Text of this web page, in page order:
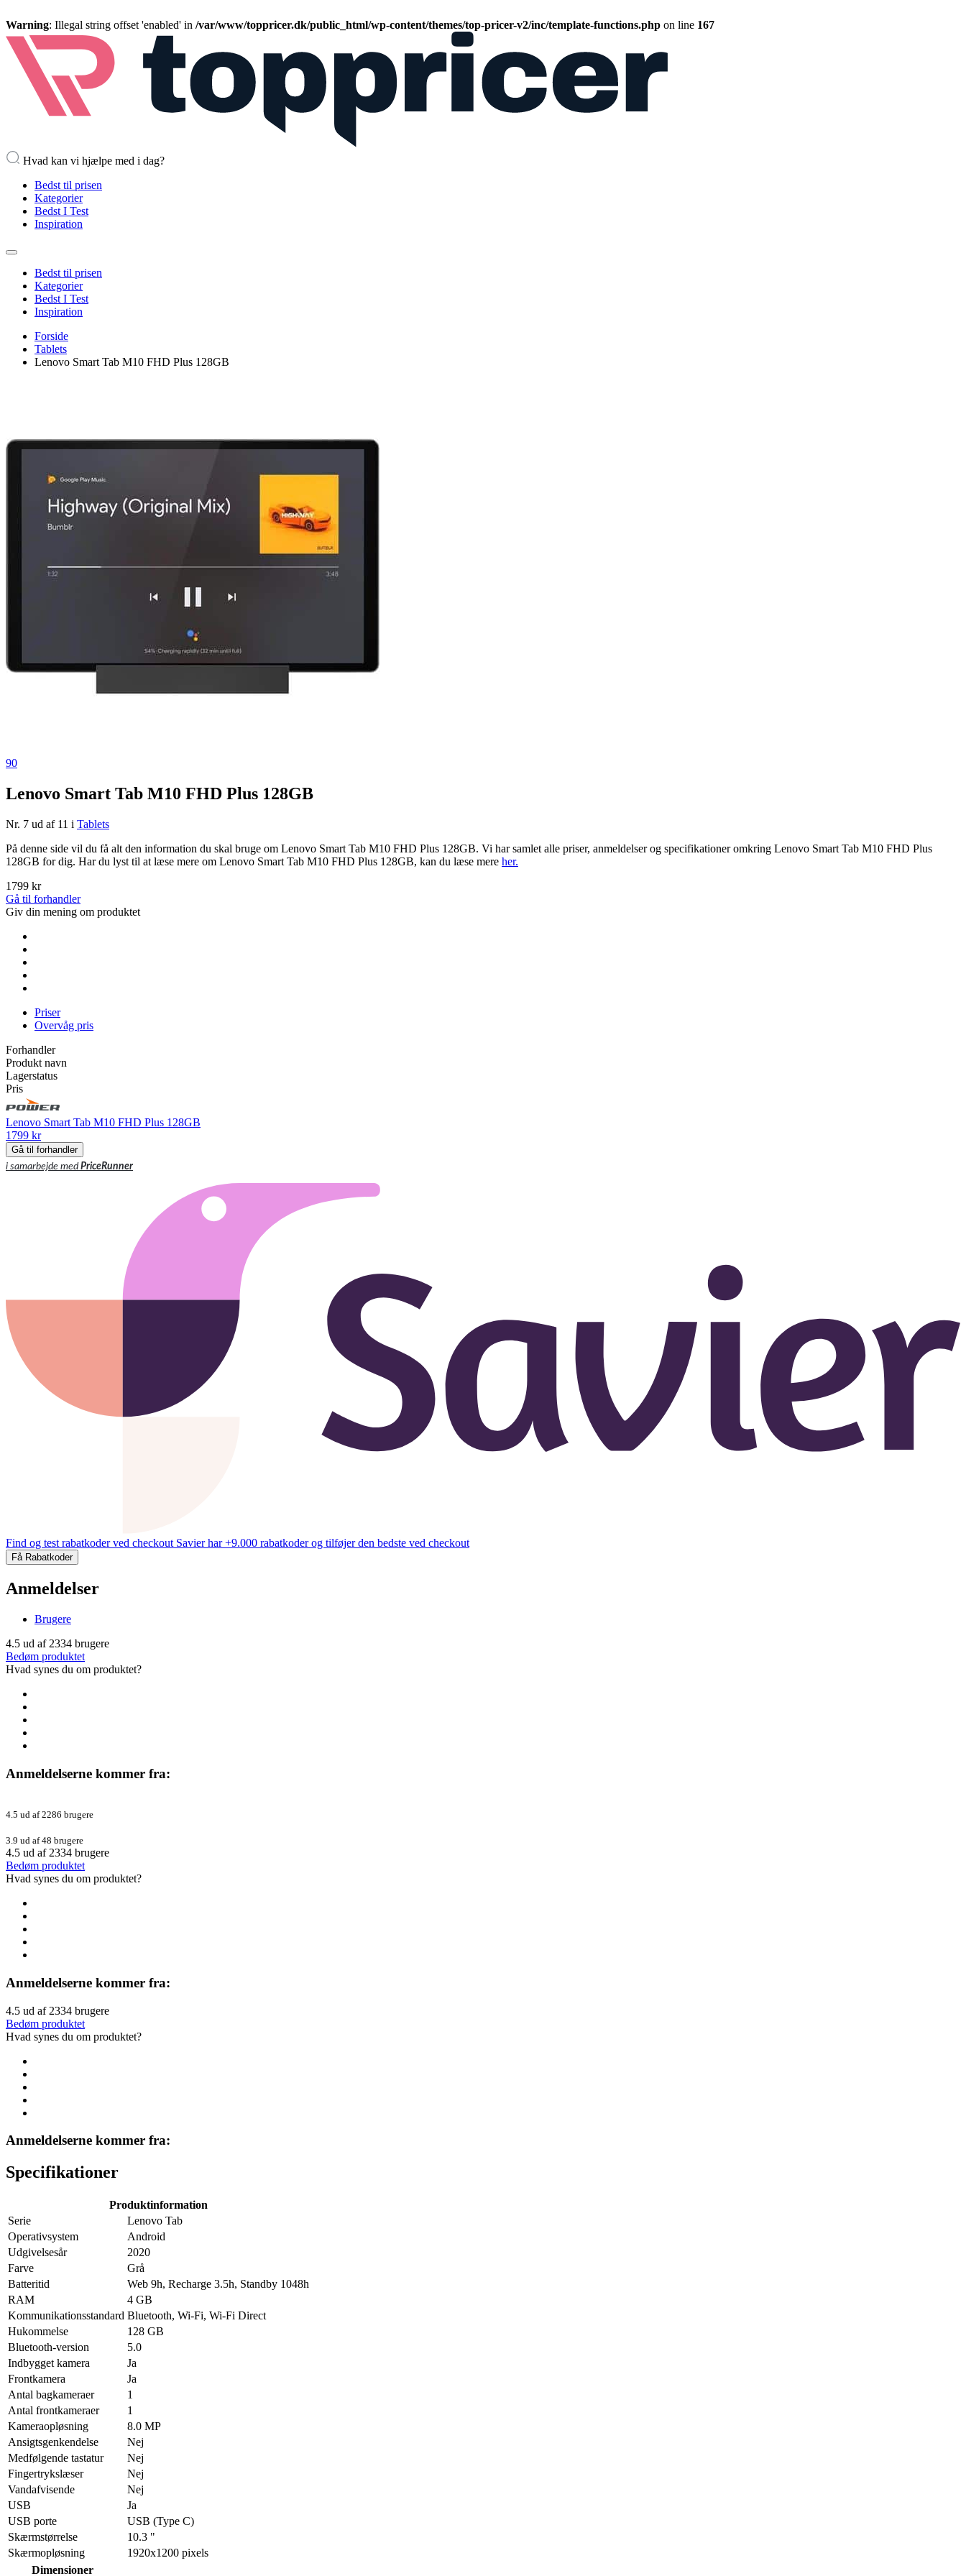
Warning: Illegal string offset 'enabled' in /var/www/toppricer.dk/public_html/wp-content/themes/top-pricer-v2/inc/template-functions.php on line 167
Hvad kan vi hjælpe med i dag?
Bedst til prisen
Kategorier
Bedst I Test
Inspiration
Bedst til prisen
Kategorier
Bedst I Test
Inspiration
Forside
Tablets
Lenovo Smart Tab M10 FHD Plus 128GB
90
Lenovo Smart Tab M10 FHD Plus 128GB
Nr. 7 ud af 11 i Tablets
På denne side vil du få alt den information du skal bruge om Lenovo Smart Tab M10 FHD Plus 128GB. Vi har samlet alle priser, anmeldelser og specifikationer omkring Lenovo Smart Tab M10 FHD Plus
128GB for dig. Har du lyst til at læse mere om Lenovo Smart Tab M10 FHD Plus 128GB, kan du læse mere her.
1799 kr
Gå til forhandler
Giv din mening om produktet
Priser
Overvåg pris
Forhandler
Produkt navn
Lagerstatus
Pris
Lenovo Smart Tab M10 FHD Plus 128GB
1799 kr
Gå til forhandler
i samarbejde medPriceRunner
Find og test rabatkoder ved checkout Savier har +9.000 rabatkoder og tilføjer den bedste ved checkout
Få Rabatkoder
Anmeldelser
Brugere
4.5 ud af 2334 brugere
Bedøm produktet
Hvad synes du om produktet?
Anmeldelserne kommer fra:
4.5 ud af 2286 brugere
3.9 ud af 48 brugere
4.5 ud af 2334 brugere
Bedøm produktet
Hvad synes du om produktet?
Anmeldelserne kommer fra:
4.5 ud af 2334 brugere
Bedøm produktet
Hvad synes du om produktet?
Anmeldelserne kommer fra:
Specifikationer
Produktinformation
Serie
Lenovo Tab
Operativsystem
Android
Udgivelsesår
2020
Farve
Grå
Batteritid
Web 9h, Recharge 3.5h, Standby 1048h
RAM
4 GB
Kommunikationsstandard Bluetooth, Wi-Fi, Wi-Fi Direct
Hukommelse
128 GB
Bluetooth-version
5.0
Indbygget kamera
Ja
Frontkamera
Ja
Antal bagkameraer
1
Antal frontkameraer
1
Kameraopløsning
8.0 MP
Ansigtsgenkendelse
Nej
Medfølgende tastatur
Nej
Fingertrykslæser
Nej
Vandafvisende
Nej
USB
Ja
USB porte
USB (Type C)
Skærmstørrelse
10.3 "
Skærmopløsning
1920x1200 pixels
Dimensioner